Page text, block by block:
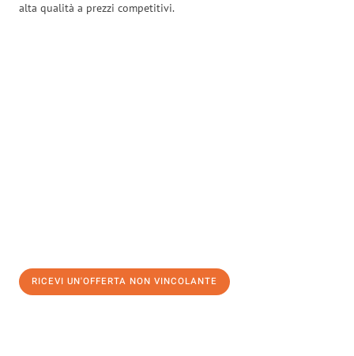
alta qualità a prezzi competitivi.
RICEVI UN'OFFERTA NON VINCOLANTE